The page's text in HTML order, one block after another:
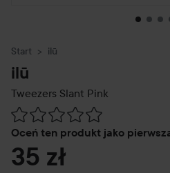
Start ilū
ilū
Tweezers Slant Pink
Oceń ten produkt jako
Przejdź do Recenzje i komentarze
35 zł